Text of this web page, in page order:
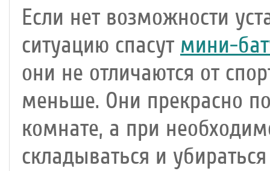
Если нет возможности
ситуацию спасут мини-
они не отличаются от
меньше. Они прекрасно
комнате, а при
складываться и